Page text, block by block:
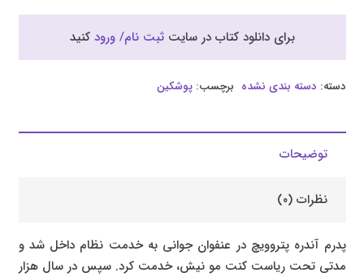
برای دانلود کتاب در سایتثبت نام/ ورود کنید
دسته: دسته بندی نشده برچسب: پوشکین
توضیحات
نظرات (۰)
پدرم آندره پتروویچ در عنفوان جوانی به خدمت نظام داخل شد و
مدتی تحت ریاست کنت مو نیش، خدمت کرد. سپس در سال هزار